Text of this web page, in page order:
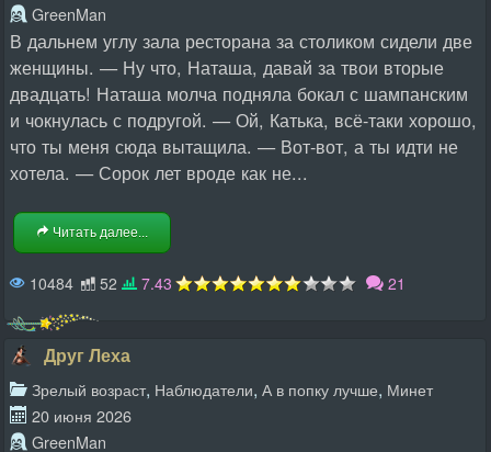
GreenMan
В дальнем углу зала ресторана за столиком сидели две
женщины. — Ну что, Наташа, давай за твои вторые
двадцать! Наташа молча подняла бокал с шампанским
и чокнулась с подругой. — Ой, Катька, всё-таки хорошо,
что ты меня сюда вытащила. — Вот-вот, а ты идти не
хотела. — Сорок лет вроде как не...
Читать далее...
10484 52 7.43 21
Друг Леха
Зрелый возраст, Наблюдатели, А в попку лучше, Минет
20 июня 2026
GreenMan